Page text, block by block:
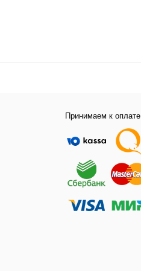
Принимаем к оплате